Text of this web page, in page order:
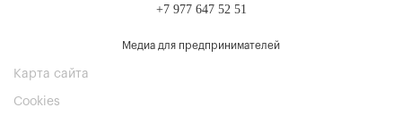
+7 977 647 52 51
Медиа для предпринимателей
Карта сайта
Cookies